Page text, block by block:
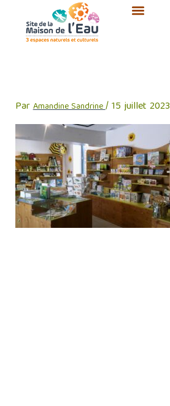
contenu
ParAmandine Sandrine/15 juillet 2023